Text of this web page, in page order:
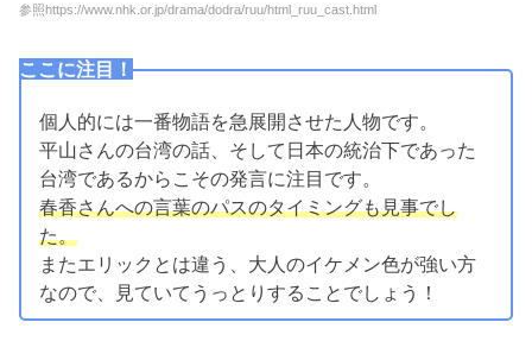
参照https://www.nhk.or.jp/drama/dodra/ruu/html_ruu_cast.html
ここに注目！
個人的には一番物語を急展開させた人物です。
平山さんの台湾の話、そして日本の統治下であった
台湾であるからこその発言に注目です。
春香さんへの言葉のパスのタイミングも見事でし
た。
またエリックとは違う、大人のイケメン色が強い方
なので、見ていてうっとりすることでしょう！